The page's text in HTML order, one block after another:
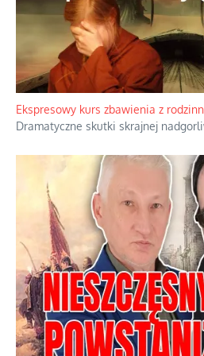
Niewygodne kulisy alpejskiego
Watykan woli skupiać się na
ukrywając przed światem pełną i
orędzia....